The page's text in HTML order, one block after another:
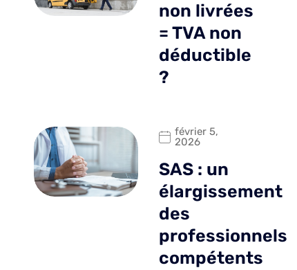
non livrées
= TVA non
déductible
?
février 5,
2026
SAS : un
élargissement
des
professionnels
compétents